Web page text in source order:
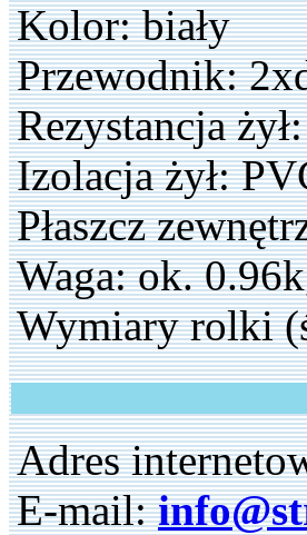
Kolor: biały
Przewodnik:
Rezystancja
Izolacja żył:
Płaszcz
Waga: ok.
Wymiary rolki
Adres
E-mail: